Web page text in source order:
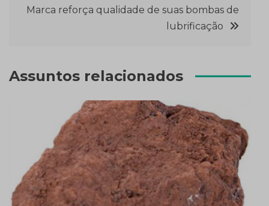
Post
Marca reforça qualidade de suas bombas de
lubrificação
Assuntos relacionados